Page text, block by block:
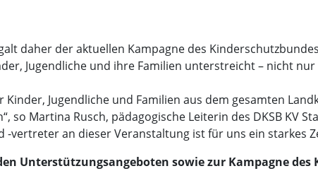
daher der aktuellen Kampagne des
Jugendliche und ihre Familien unterstreicht – nicht
Kinder, Jugendliche und Familien aus dem gesamten
so Martina Rusch, pädagogische Leiterin des DKSB KV
vertreter an dieser Veranstaltung ist für uns ein starkes
Unterstützungsangeboten sowie zur Kampagne